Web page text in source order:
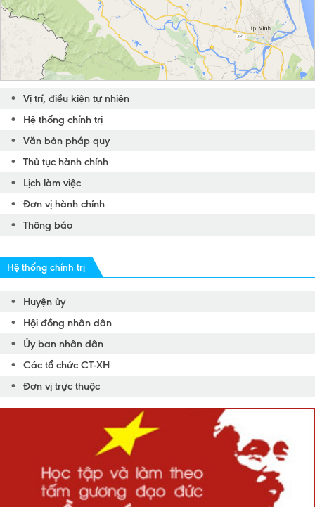
Vị trí, điều kiện tự nhiên
Hệ thống chính trị
Văn bản pháp quy
Thủ tục hành chính
Lịch làm việc
Đơn vị hành chính
Thông báo
Hệ thống chính trị
Huyện ủy
Hội đồng nhân dân
Ủy ban nhân dân
Các tổ chức CT-XH
Đơn vị trực thuộc